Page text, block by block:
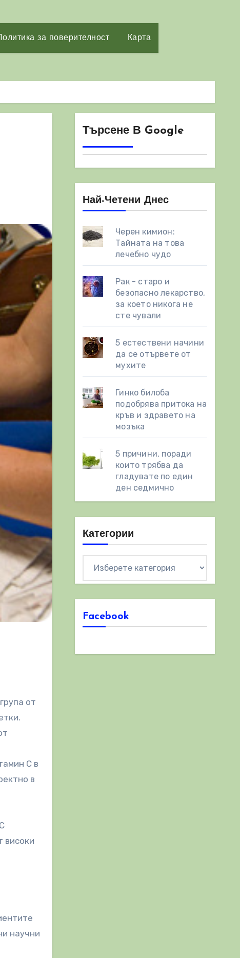
Политика за поверителност Карта
от
C в
в
високи
научни
Търсене В Google
Най-Четени Днес
Черен кимион:
Тайната на това
лечебно чудо
Рак - старо и
безопасно лекарство,
за което никога не
сте чували
5 естествени начини
да се отървете от
мухите
Гинко билоба
подобрява притока на
кръв и здравето на
мозъка
5 причини, поради
които трябва да
гладувате по един
ден седмично
Категории
Facebook